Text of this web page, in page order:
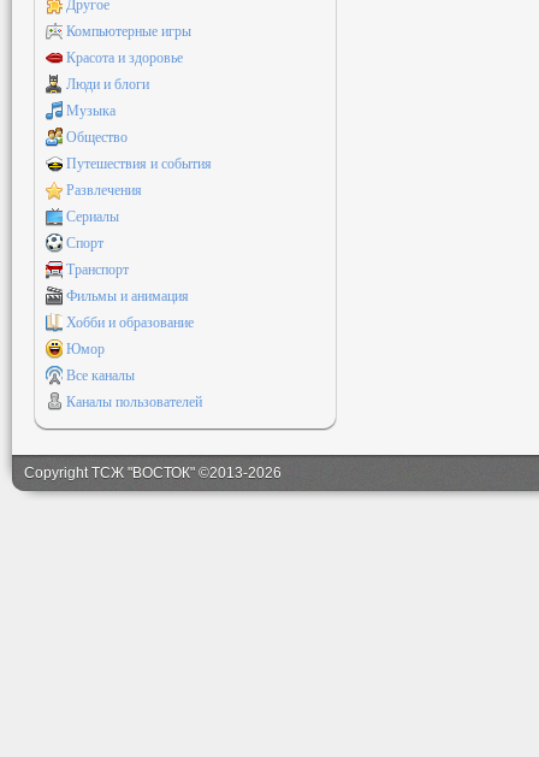
Другое
Компьютерные игры
Красота и здоровье
Люди и блоги
Музыка
Общество
Путешествия и события
Развлечения
Сериалы
Спорт
Транспорт
Фильмы и анимация
Хобби и образование
Юмор
Все каналы
Каналы пользователей
Copyright ТСЖ "ВОСТОК" ©2013-2026